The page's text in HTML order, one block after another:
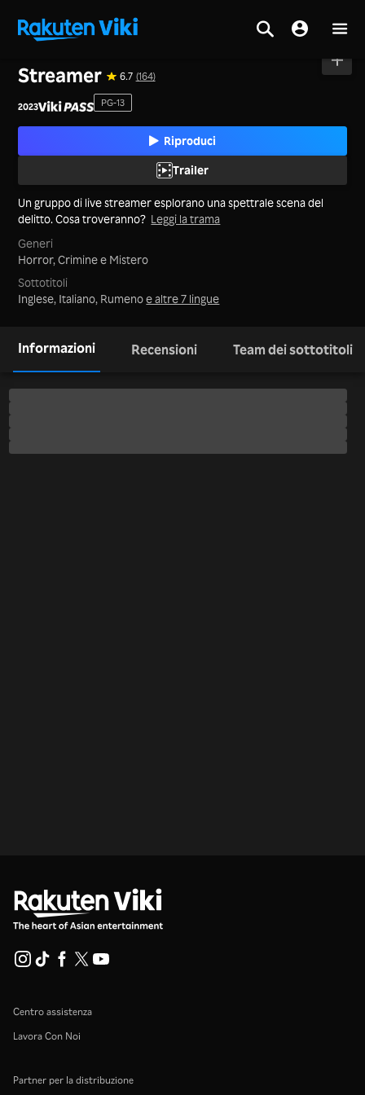
Streamer 6.7 (164)
2023 PG-13
Riproduci
Trailer
Un gruppo di live streamer esplorano una spettrale scena del
delitto. Cosa troveranno? Leggi la trama
Generi
Horror,Crimine e Mistero
Sottotitoli
Inglese, Italiano, Rumenoe altre 7 lingue
Informazioni Recensioni Team dei sottotitoli
Centro assistenza
Lavora Con Noi
Partner per la distribuzione